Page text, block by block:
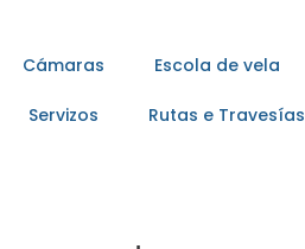
Cámaras Escola de vela
Servizos Rutas e Travesías